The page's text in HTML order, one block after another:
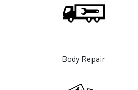
Body Repair